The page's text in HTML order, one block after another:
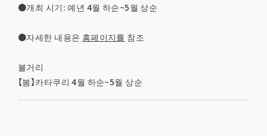
●개최 시기: 예년 4월 하순~5월 상순
●자세한 내용은 홈페이지를 참조
볼거리
【봄】카타쿠리 4월 하순~5월 상순